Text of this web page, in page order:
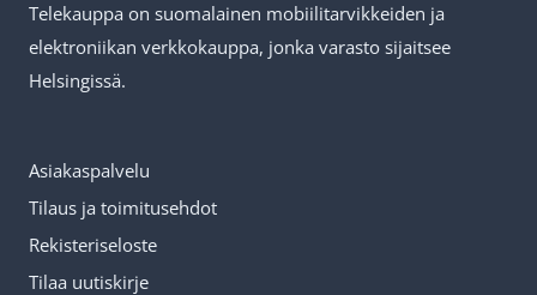
Telekauppa on suomalainen mobiilitarvikkeiden ja
elektroniikan verkkokauppa, jonka varasto sijaitsee
Helsingissä.
Asiakaspalvelu
Tilaus ja toimitusehdot
Rekisteriseloste
Tilaa uutiskirje